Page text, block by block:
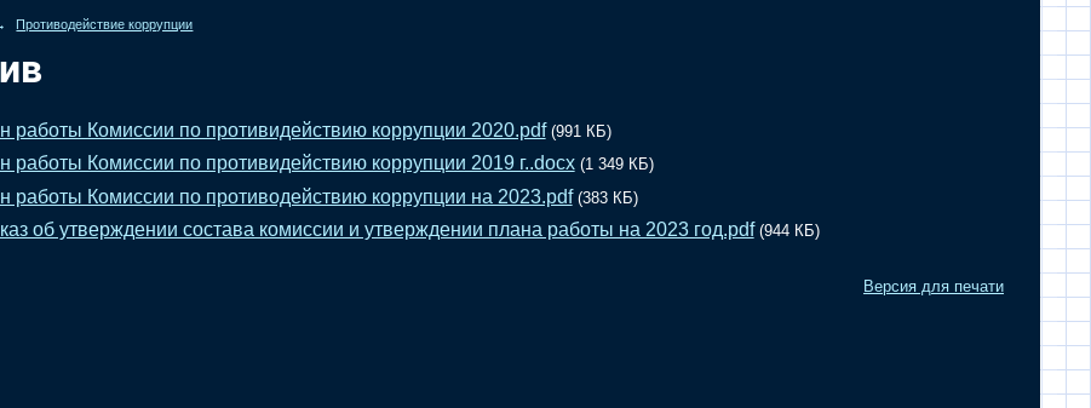
Противодействие коррупции
работы Комиссии по противидействию коррупции 2020.pdf (991 КБ)
работы Комиссии по противидействию коррупции 2019 г..docx (1 349 КБ)
работы Комиссии по противодействию коррупции на 2023.pdf (383 КБ)
об утверждении состава комиссии и утверждении плана работы на 2023 год.pdf (944 КБ)
Версия для печати